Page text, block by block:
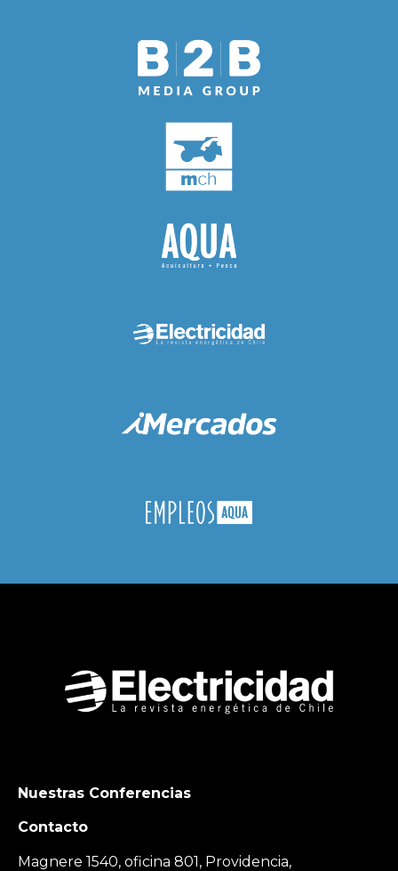
Nuestras Conferencias
Contacto
Magnere 1540, oficina 801, Providencia,